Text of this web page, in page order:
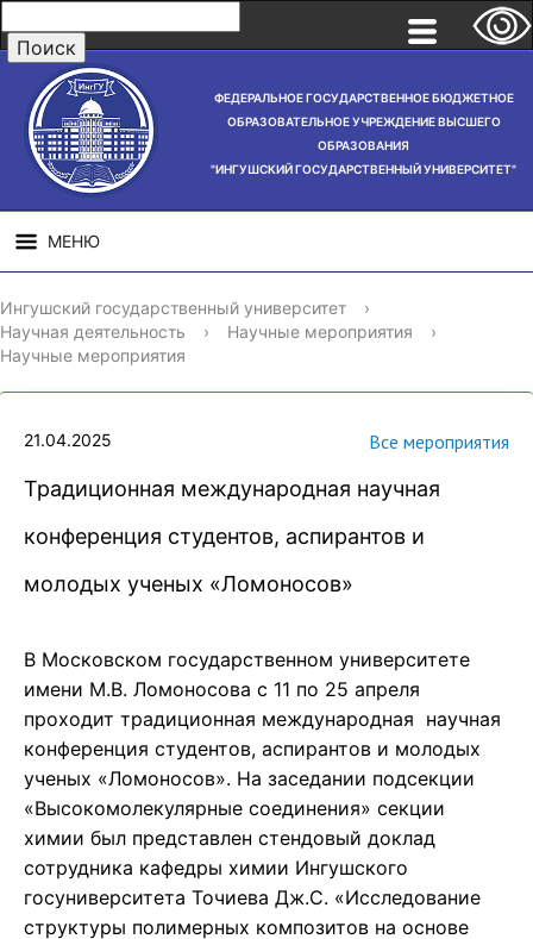
ФЕДЕРАЛЬНОЕ ГОСУДАРСТВЕННОЕ БЮДЖЕТНОЕ
ОБРАЗОВАТЕЛЬНОЕ УЧРЕЖДЕНИЕ ВЫСШЕГО
ОБРАЗОВАНИЯ
"ИНГУШСКИЙ ГОСУДАРСТВЕННЫЙ УНИВЕРСИТЕТ"
МЕНЮ
СВЕДЕНИЯ ОБ
ОБРАЗОВАТЕЛЬНОЙ
ОРГАНИЗАЦИИ
НАУЧНАЯ
ДЕЯТЕЛЬНОСТЬ
Ингушский государственный университет
›
Научная деятельность
› Научные мероприятия
›
Научные мероприятия
21.04.2025 Все мероприятия
Традиционная международная научная
конференция студентов, аспирантов и
молодых ученых «Ломоносов»
В Московском государственном университете
имени М.В. Ломоносова с 11 по 25 апреля
проходит традиционная международная научная
конференция студентов, аспирантов и молодых
ученых «Ломоносов». На заседании подсекции
«Высокомолекулярные соединения» секции
химии был представлен стендовый доклад
сотрудника кафедры химии Ингушского
госуниверситета Точиева Дж.С. «Исследование
структуры полимерных композитов на основе